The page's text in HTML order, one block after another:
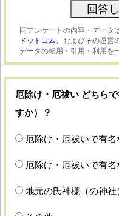
同アンケートの内容・データ
ドットコム、 およびその運営
データの転用・引用・利用を
厄除け・厄祓い どちら
すか）？
厄除け・厄祓いで有名
厄除け・厄祓いで有名
地元の氏神様（の神社